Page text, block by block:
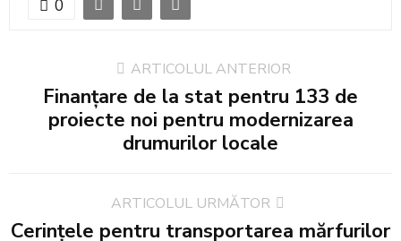
0
ARTICOLUL ANTERIOR
Finanțare de la stat pentru 133 de
proiecte noi pentru modernizarea
drumurilor locale
ARTICOLUL URMĂTOR
Cerințele pentru transportarea mărfurilor